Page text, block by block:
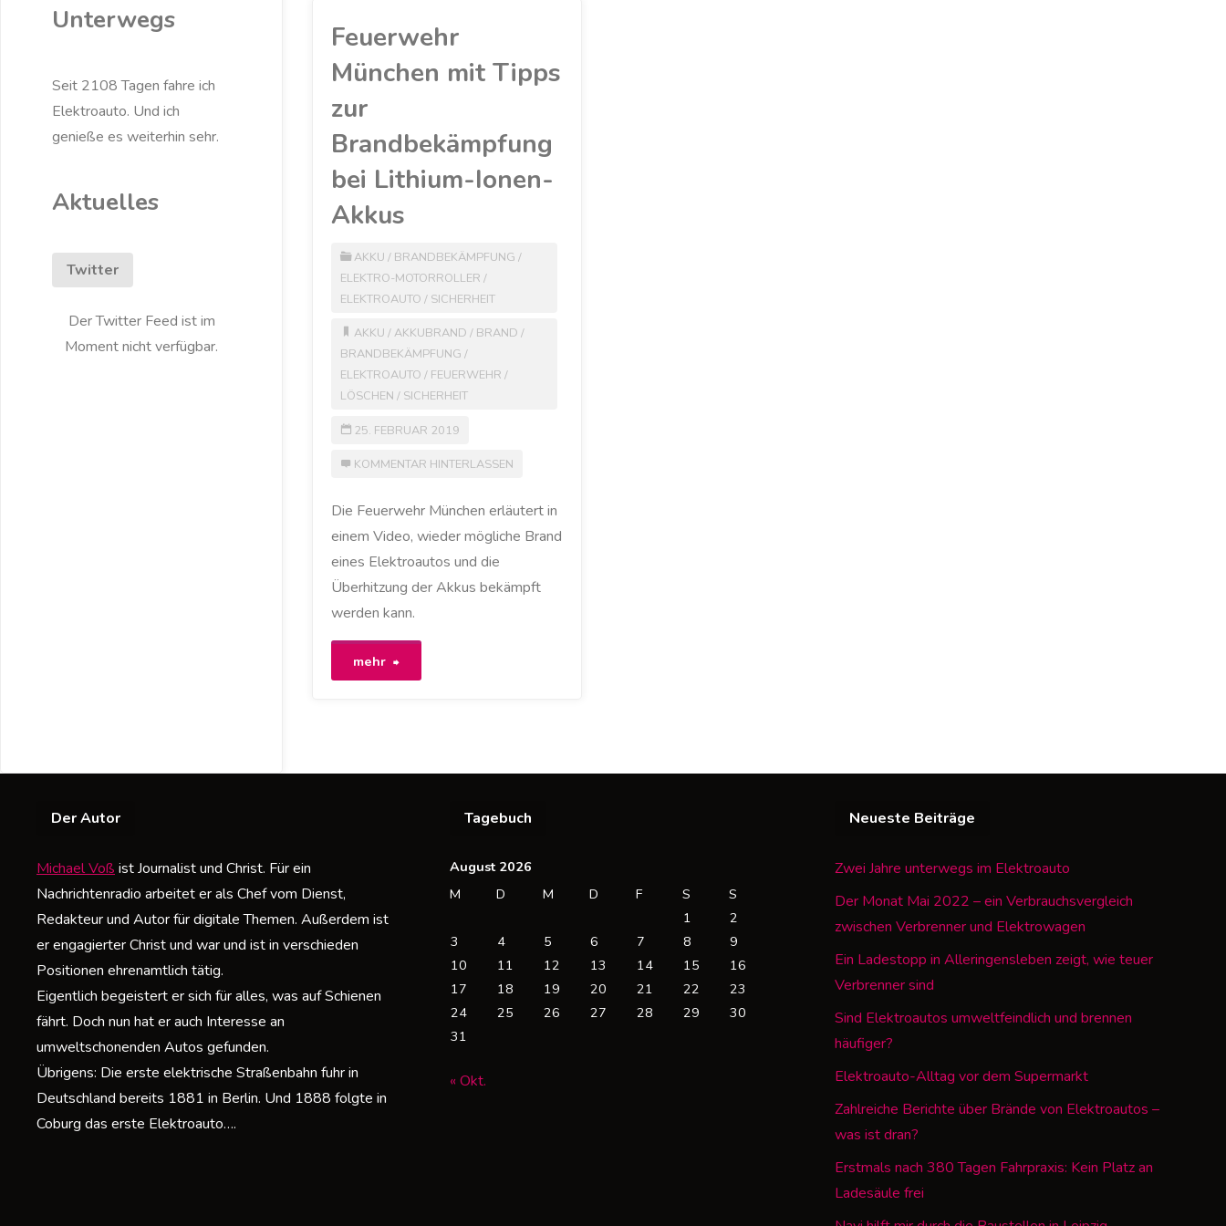
Feuerwehr
München mit Tipps
zur
Brandbekämpfung
bei Lithium-Ionen-
Akkus
AKKU / BRANDBEKÄMPFUNG /
ELEKTRO-MOTORROLLER /
ELEKTROAUTO / SICHERHEIT
AKKU /AKKUBRAND / BRAND /
BRANDBEKÄMPFUNG /
ELEKTROAUTO / FEUERWEHR /
LÖSCHEN / SICHERHEIT
25. FEBRUAR 2019
KOMMENTAR HINTERLASSEN
Die Feuerwehr München erläutert in
einem Video, wieder mögliche Brand
eines Elektroautos und die
Überhitzung der Akkus bekämpft
werden kann.
mehr
"Feuerwehr
Tipps
Brandbekämpfung
Lithium-
Unterwegs
Seit 2108 Tagen fahre ich
Elektroauto. Und ich
genieße es weiterhin sehr.
Aktuelles
Twitter
Der Twitter Feed ist im
Moment nicht verfügbar.
Der Autor
Michael Voßist Journalist und Christ. Für ein
Nachrichtenradio arbeitet er als Chef vom Dienst,
Redakteur und Autor für digitale Themen. Außerdem ist
er engagierter Christ und war und ist in verschieden
Positionen ehrenamtlich tätig.
Eigentlich begeistert er sich für alles, was auf Schienen
fährt. Doch nun hat er auch Interesse an
umweltschonenden Autos gefunden.
Übrigens: Die erste elektrische Straßenbahn fuhr in
Deutschland bereits 1881 in Berlin. Und 1888 folgte in
Coburg das erste Elektroauto….
Tagebuch
August 2026
M
D M D F S
S
1
2
3
4 5 6 7 8
9
10
11 12 13 14 15
16
17
18 19 20 21 22
23
24
25 26 27 28 29
30
31
« Okt.
Neueste Beiträge
Zwei Jahre unterwegs im Elektroauto
Der Monat Mai 2022 – ein Verbrauchsvergleich
zwischen Verbrenner und Elektrowagen
Ein Ladestopp in Alleringensleben zeigt, wie teuer
Verbrenner sind
Sind Elektroautos umweltfeindlich und brennen
häufiger?
Elektroauto-Alltag vor dem Supermarkt
Zahlreiche Berichte über Brände von Elektroautos –
was ist dran?
Erstmals nach 380 Tagen Fahrpraxis: Kein Platz an
Ladesäule frei